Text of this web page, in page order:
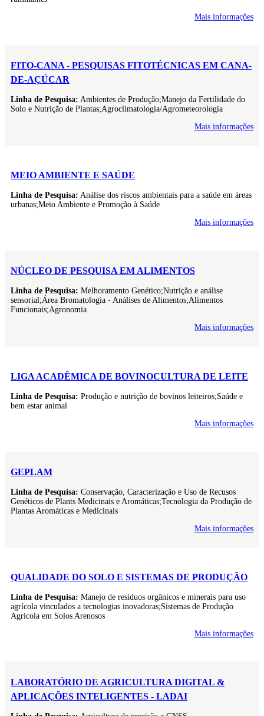
Mais informações
FITO-CANA - PESQUISAS FITOTÉCNICAS EM CANA-
DE-AÇÚCAR
Linha de Pesquisa: Ambientes de Produção;Manejo da Fertilidade do
Solo e Nutrição de Plantas;Agroclimatologia/Agrometeorologia
Mais informações
MEIO AMBIENTE E SAÚDE
Linha de Pesquisa: Análise dos riscos ambientais para a saúde em áreas
urbanas;Meio Ambiente e Promoção à Saúde
Mais informações
NÚCLEO DE PESQUISA EM ALIMENTOS
Linha de Pesquisa: Melhoramento Genético;Nutrição e análise
sensorial;Área Bromatologia - Análises de Alimentos;Alimentos
Funcionais;Agronomia
Mais informações
LIGA ACADÊMICA DE BOVINOCULTURA DE LEITE
Linha de Pesquisa: Produção e nutrição de bovinos leiteiros;Saúde e
bem estar animal
Mais informações
GEPLAM
Linha de Pesquisa: Conservação, Caracterização e Uso de Recusos
Genéticos de Plants Medicinais e Aromáticas;Tecnologia da Produção de
Plantas Aromáticas e Medicinais
Mais informações
QUALIDADE DO SOLO E SISTEMAS DE PRODUÇÃO
Linha de Pesquisa: Manejo de resíduos orgânicos e minerais para uso
agrícola vinculados a tecnologias inovadoras;Sistemas de Produção
Agrícola em Solos Arenosos
Mais informações
LABORATÓRIO DE AGRICULTURA DIGITAL &
APLICAÇÕES INTELIGENTES - LADAI